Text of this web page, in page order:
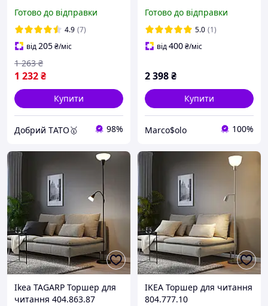
Готово до відправки
4.9 (7)
від205₴/міс
1 232₴
1 263 ₴
Купити
Добрий TАТО🥇 98%
Готово до відправки
5.0 (1)
від400₴/міс
2 398₴
Купити
Marco$olo 100%
Ikea TAGARP Торшер для
читання 404.863.87
IKEA Торшер для читання
804.777.10